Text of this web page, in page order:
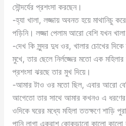
সৌন্দর্যের প্রশংসা করছেন।
-হ্যা খালা, লজ্জায় অবনত হয়ে মাথানিচু
পড়িনি। লজ্জা পেলাম আরো বেশি যখন
-দেখ কি সুন্দর দুধ ওর, খালার চোখের
মুখে, তার ছেলে নির্লজ্জের মতো এক
প্রশংসা ঝরছে তার মুখ দিয়ে।
-আমার টাও ওর মতো ছিল, এবার আরো
আগেতো তার সাথে আমার কখনও এ ধরণের
ওদিকে ঘরের মধ্যে মহিলা ততক্ষণে শাড়ি
পানি লাগা একরাশ কোকড়ানো কালো